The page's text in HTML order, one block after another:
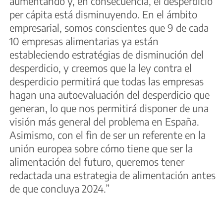
per cápita está disminuyendo. En el ámbito
empresarial, somos conscientes que 9 de cada
10 empresas alimentarias ya están
estableciendo estratégias de disminución del
desperdicio, y creemos que la ley contra el
desperdicio permitirá que todas las empresas
hagan una autoevaluación del desperdicio que
generan, lo que nos permitirá disponer de una
visión más general del problema en España.
Asimismo, con el fin de ser un referente en la
unión europea sobre cómo tiene que ser la
alimentación del futuro, queremos tener
redactada una estrategia de alimentación antes
de que concluya 2024.”